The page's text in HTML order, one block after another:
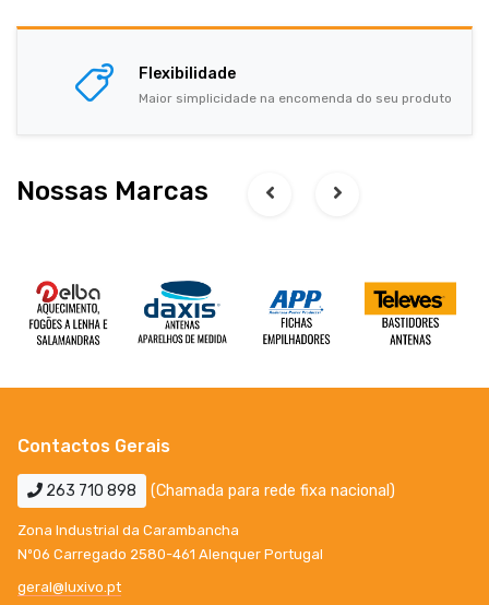
Flexibilidade
Maior simplicidade na encomenda do seu produto
Nossas Marcas
Contactos Gerais
263 710 898 (Chamada para rede fixa nacional)
Zona Industrial da Carambancha
Nº06 Carregado 2580-461 Alenquer Portugal
geral@luxivo.pt